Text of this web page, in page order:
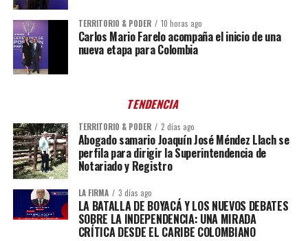
TERRITORIO & PODER 10 horas ago
Carlos Mario Farelo acompaña el inicio de una
nueva etapa para Colombia
TENDENCIA
TERRITORIO & PODER 2 días ago
Abogado samario Joaquín José Méndez Llach se
perfila para dirigir la Superintendencia de
Notariado y Registro
LA FIRMA 3 días ago
LA BATALLA DE BOYACÁ Y LOS NUEVOS DEBATES
SOBRE LA INDEPENDENCIA: UNA MIRADA
CRÍTICA DESDE EL CARIBE COLOMBIANO